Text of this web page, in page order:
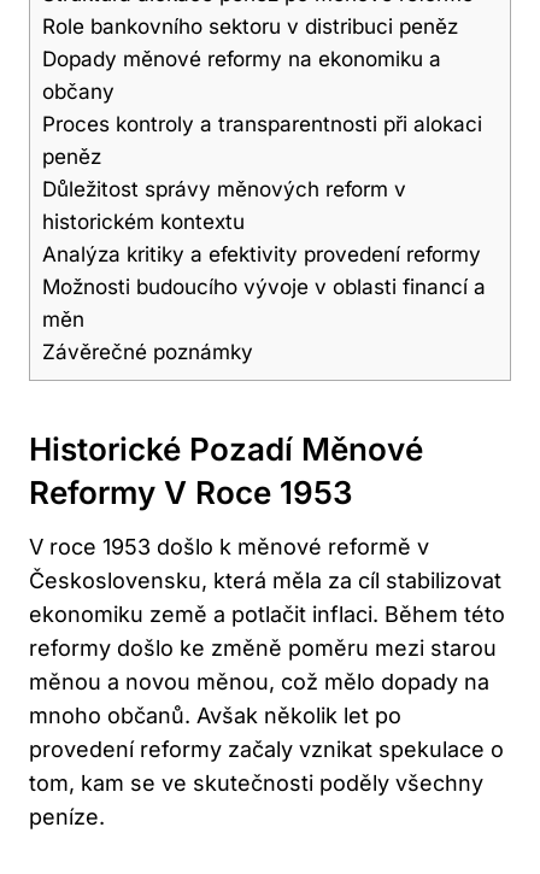
Role bankovního sektoru v distribuci peněz
Dopady měnové reformy na ekonomiku a
občany
Proces kontroly a transparentnosti při alokaci
peněz
Důležitost správy měnových reform v
historickém kontextu
Analýza kritiky a efektivity provedení reformy
Možnosti budoucího vývoje v oblasti financí a
měn
Závěrečné poznámky
Historické Pozadí Měnové
Reformy V Roce 1953
V roce 1953 došlo k měnové reformě v
Československu, která měla za cíl stabilizovat
ekonomiku země a potlačit inflaci. Během této
reformy došlo ke změně poměru mezi starou
měnou a novou měnou, což mělo dopady na
mnoho občanů. Avšak několik let po
provedení reformy začaly vznikat spekulace o
tom, kam se ve skutečnosti poděly všechny
peníze.